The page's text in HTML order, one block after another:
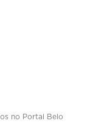
no Portal Belo